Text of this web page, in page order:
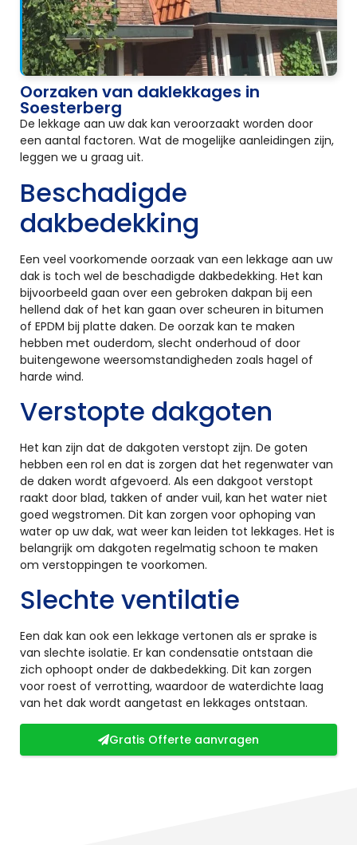
Oorzaken van daklekkages in
Soesterberg
De lekkage aan uw dak kan veroorzaakt worden door
een aantal factoren. Wat de mogelijke aanleidingen zijn,
leggen we u graag uit.
Beschadigde
dakbedekking
Een veel voorkomende oorzaak van een lekkage aan uw
dak is toch wel de beschadigde dakbedekking. Het kan
bijvoorbeeld gaan over een gebroken dakpan bij een
hellend dak of het kan gaan over scheuren in bitumen
of EPDM bij platte daken. De oorzak kan te maken
hebben met ouderdom, slecht onderhoud of door
buitengewone weersomstandigheden zoals hagel of
harde wind.
Verstopte dakgoten
Het kan zijn dat de dakgoten verstopt zijn. De goten
hebben een rol en dat is zorgen dat het regenwater van
de daken wordt afgevoerd. Als een dakgoot verstopt
raakt door blad, takken of ander vuil, kan het water niet
goed wegstromen. Dit kan zorgen voor ophoping van
water op uw dak, wat weer kan leiden tot lekkages. Het is
belangrijk om dakgoten regelmatig schoon te maken
om verstoppingen te voorkomen.
Slechte ventilatie
Een dak kan ook een lekkage vertonen als er sprake is
van slechte isolatie. Er kan condensatie ontstaan die
zich ophoopt onder de dakbedekking. Dit kan zorgen
voor roest of verrotting, waardoor de waterdichte laag
van het dak wordt aangetast en lekkages ontstaan.
Gratis Offerte aanvragen